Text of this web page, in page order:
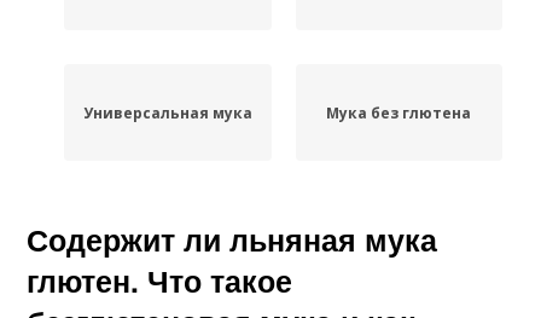
Универсальная мука Мука без глютена
Содержит ли льняная мука
глютен. Что такое